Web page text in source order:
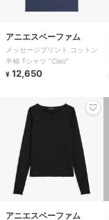
アニエスベーファム
メッセージプリント コットン
半袖 Tシャツ ”Ciao”
¥ 12,650
アニエスベーファム